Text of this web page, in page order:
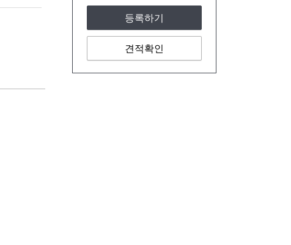
등록하기
견적확인